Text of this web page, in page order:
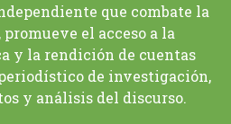
que combate la
el acceso a la
y la rendición de cuentas
de investigación,
y análisis del discurso.